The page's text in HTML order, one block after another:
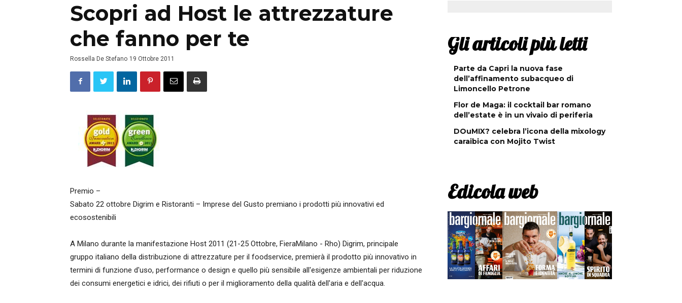
Scopri ad Host le attrezzature
che fanno per te
Rossella De Stefano 19 Ottobre 2011
Premio –
Sabato 22 ottobre Digrim e Ristoranti – Imprese del Gusto premiano i prodotti più innovativi ed
ecosostenibili
A Milano durante la manifestazione Host 2011 (21-25 Ottobre, FieraMilano - Rho) Digrim, principale
gruppo italiano della distribuzione di attrezzature per il foodservice, premierà il prodotto più innovativo in
termini di funzione d'uso, performance o design e quello più sensibile all'esigenze ambientali per riduzione
dei consumi energetici e idrici, dei rifiuti o per il miglioramento della qualità dell'aria e dell'acqua.
Gli articoli più letti
Parte da Capri la nuova fase
dell’affinamento subacqueo di
Limoncello Petrone
Flor de Maga: il cocktail bar romano
dell’estate è in un vivaio di periferia
DOuMIX? celebra l’icona della mixology
caraibica con Mojito Twist
Edicola web